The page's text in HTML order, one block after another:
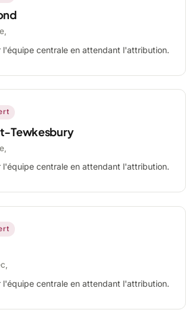
l'équipe centrale en attendant l'attribution.
Tewkesbury
l'équipe centrale en attendant l'attribution.
l'équipe centrale en attendant l'attribution.